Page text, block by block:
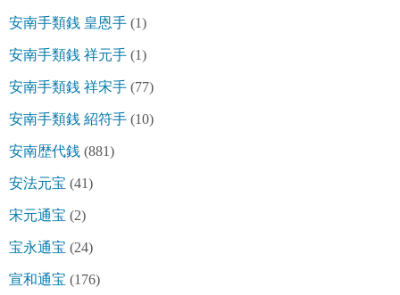
安南手類銭 皇恩手 (1)
安南手類銭 祥元手 (1)
安南手類銭 祥宋手 (77)
安南手類銭 紹符手 (10)
安南歴代銭 (881)
安法元宝 (41)
宋元通宝 (2)
宝永通宝 (24)
宣和通宝 (176)